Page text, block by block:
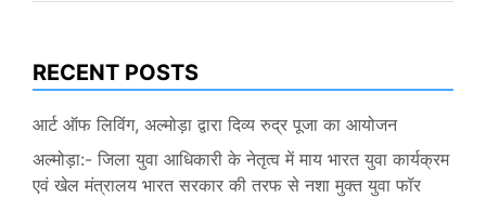
RECENT POSTS
आर्ट ऑफ लिविंग, अल्मोड़ा द्वारा दिव्य रुद्र पूजा का आयोजन
अल्मोड़ा:- जिला युवा आधिकारी के नेतृत्व में माय भारत युवा कार्यक्रम
एवं खेल मंत्रालय भारत सरकार की तरफ से नशा मुक्त युवा फॉर